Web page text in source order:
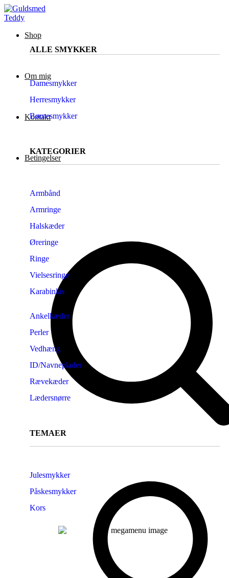
Shop
ALLE SMYKKER
Damesmykker
Herresmykker
Børnesmykker
KATEGORIER
Armbånd
Armringe
Halskæder
Øreringe
Ringe
Vielsesringe
Karabinlås
Ankelkæder
Perler
Vedhæng
ID/Navneplader
Rævekæder
Lædersnørre
TEMAER
Julesmykker
Påskesmykker
Kors
Om mig
Kontakt
Betingelser